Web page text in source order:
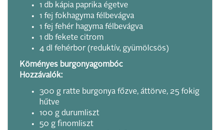
1 db kápia paprika égetve
1 fej fokhagyma félbevágva
1 fej fehér hagyma félbevágva
1 db fekete citrom
4 dl fehérbor (reduktív, gyümölcsös)
Köményes burgonyagombóc
Hozzávalók:
300 g ratte burgonya főzve, áttörve, 25 fokig
hűtve
100 g durumliszt
50 g finomliszt